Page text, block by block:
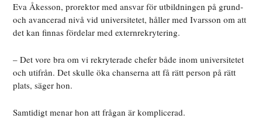
Eva Åkesson, prorektor med ansvar för utbildningen på grund-
och avancerad nivå vid universitetet, håller med Ivarsson om att
det kan finnas fördelar med externrekrytering.
– Det vore bra om vi rekryterade chefer både inom universitetet
och utifrån. Det skulle öka chanserna att få rätt person på rätt
plats, säger hon.
Samtidigt menar hon att frågan är komplicerad.